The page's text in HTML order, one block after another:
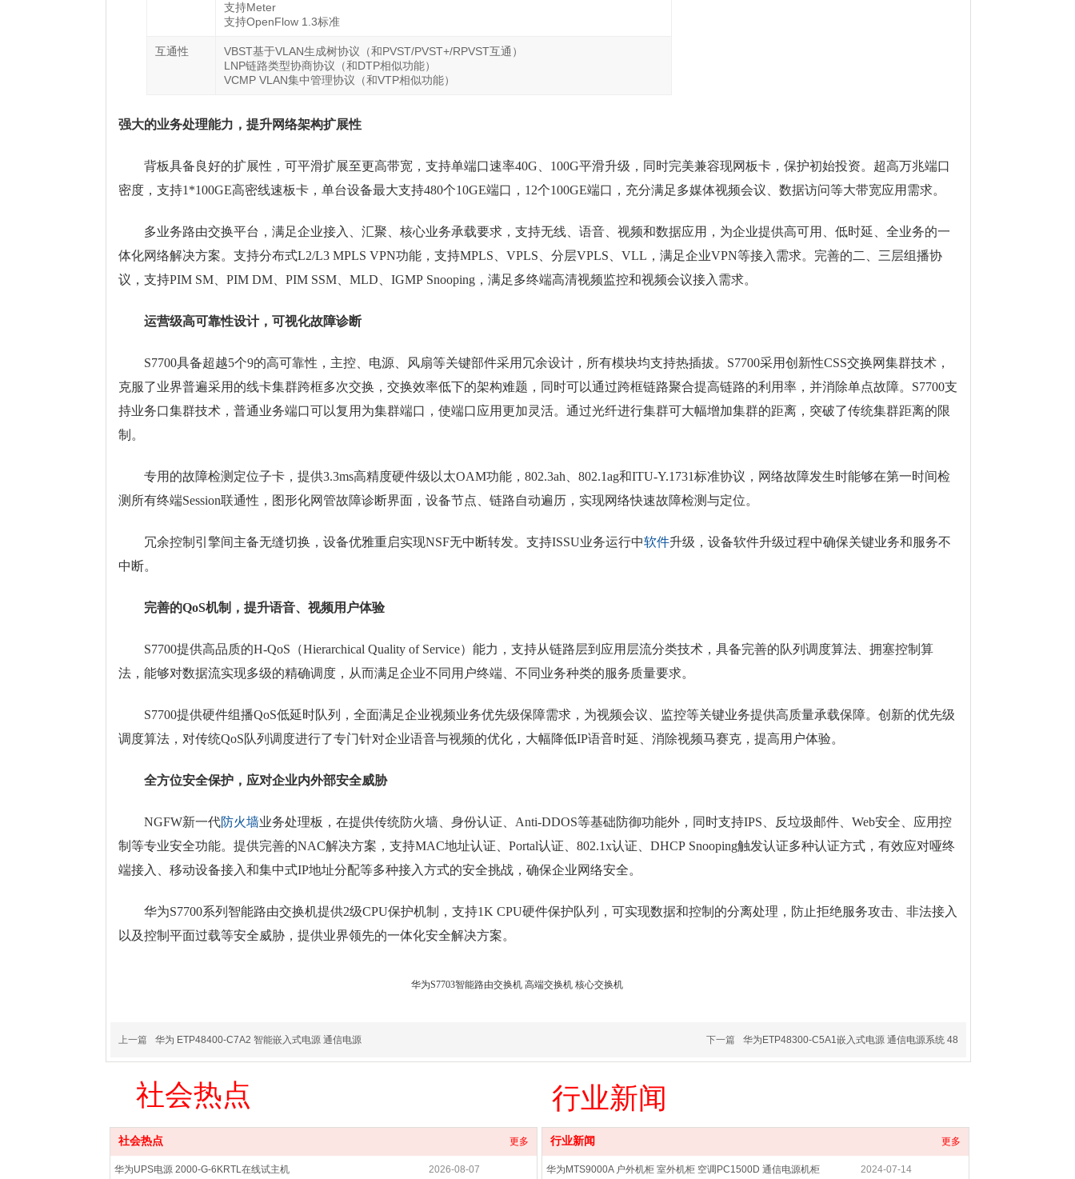
支持Meter
支持OpenFlow 1.3标准
互通性
VBST基于VLAN生成树协议（和PVST/PVST+/RPVST互通）
LNP链路类型协商协议（和DTP相似功能）
VCMP VLAN集中管理协议（和VTP相似功能）
强大的业务处理能力，提升网络架构扩展性
背板具备良好的扩展性，可平滑扩展至更高带宽，支持单端口速率40G、100G平滑升级，同时完美兼容现网板卡，保护初始投资。超高万兆端口
密度，支持1*100GE高密线速板卡，单台设备最大支持480个10GE端口，12个100GE端口，充分满足多媒体视频会议、数据访问等大带宽应用需求。
多业务路由交换平台，满足企业接入、汇聚、核心业务承载要求，支持无线、语音、视频和数据应用，为企业提供高可用、低时延、全业务的一
体化网络解决方案。支持分布式L2/L3 MPLS VPN功能，支持MPLS、VPLS、分层VPLS、VLL，满足企业VPN等接入需求。完善的二、三层组播协
议，支持PIM SM、PIM DM、PIM SSM、MLD、IGMP Snooping，满足多终端高清视频监控和视频会议接入需求。
运营级高可靠性设计，可视化故障诊断
S7700具备超越5个9的高可靠性，主控、电源、风扇等关键部件采用冗余设计，所有模块均支持热插拔。S7700采用创新性CSS交换网集群技术，
克服了业界普遍采用的线卡集群跨框多次交换，交换效率低下的架构难题，同时可以通过跨框链路聚合提高链路的利用率，并消除单点故障。S7700支
持业务口集群技术，普通业务端口可以复用为集群端口，使端口应用更加灵活。通过光纤进行集群可大幅增加集群的距离，突破了传统集群距离的限
制。
专用的故障检测定位子卡，提供3.3ms高精度硬件级以太OAM功能，802.3ah、802.1ag和ITU-Y.1731标准协议，网络故障发生时能够在第一时间检
测所有终端Session联通性，图形化网管故障诊断界面，设备节点、链路自动遍历，实现网络快速故障检测与定位。
冗余控制引擎间主备无缝切换，设备优雅重启实现NSF无中断转发。支持ISSU业务运行中软件升级，设备软件升级过程中确保关键业务和服务不
中断。
完善的QoS机制，提升语音、视频用户体验
S7700提供高品质的H-QoS（Hierarchical Quality of Service）能力，支持从链路层到应用层流分类技术，具备完善的队列调度算法、拥塞控制算
法，能够对数据流实现多级的精确调度，从而满足企业不同用户终端、不同业务种类的服务质量要求。
S7700提供硬件组播QoS低延时队列，全面满足企业视频业务优先级保障需求，为视频会议、监控等关键业务提供高质量承载保障。创新的优先级
调度算法，对传统QoS队列调度进行了专门针对企业语音与视频的优化，大幅降低IP语音时延、消除视频马赛克，提高用户体验。
全方位安全保护，应对企业内外部安全威胁
NGFW新一代防火墙业务处理板，在提供传统防火墙、身份认证、Anti-DDOS等基础防御功能外，同时支持IPS、反垃圾邮件、Web安全、应用控
制等专业安全功能。提供完善的NAC解决方案，支持MAC地址认证、Portal认证、802.1x认证、DHCP Snooping触发认证多种认证方式，有效应对哑终
端接入、移动设备接入和集中式IP地址分配等多种接入方式的安全挑战，确保企业网络安全。
华为S7700系列智能路由交换机提供2级CPU保护机制，支持1K CPU硬件保护队列，可实现数据和控制的分离处理，防止拒绝服务攻击、非法接入
以及控制平面过载等安全威胁，提供业界领先的一体化安全解决方案。
华为S7703智能路由交换机 高端交换机 核心交换机
上一篇 华为 ETP48400-C7A2 智能嵌入式电源 通信电源 下一篇 华为ETP48300-C5A1嵌入式电源 通信电源系统 48
社会热点 更多
2026-08-07
华为UPS电源 2000-G-6KRTL在线试主机
行业新闻 更多
2024-07-14
华为MTS9000A 户外机柜 室外机柜 空调PC1500D 通信电源机柜
社会热点 行业新闻